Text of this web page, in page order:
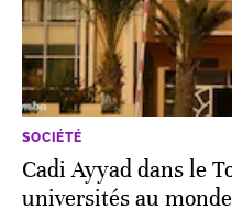
SOCIÉTÉ
Cadi Ayyad dans le
universités au monde